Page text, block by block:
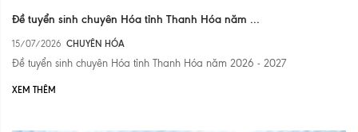
Đề tuyển sinh chuyên Hóa tỉnh Thanh Hóa năm ...
15/07/2026 CHUYÊN HÓA
Đề tuyển sinh chuyên Hóa tỉnh Thanh Hóa năm 2026 - 2027
XEM THÊM